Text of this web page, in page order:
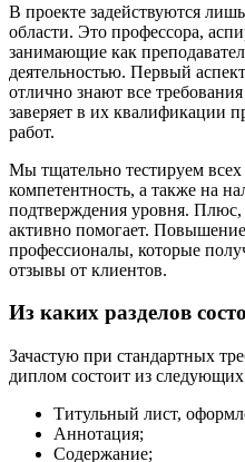
В проекте задействуются
области. Это профессора,
занимающие как
деятельностью. Первый
отлично знают все
заверяет в их квалификации
работ.
Мы тщательно тестируем
компетентность, а также на
подтверждения уровня. Плюс,
активно помогает.
профессионалы, которые
отзывы от клиентов.
Из каких разделов
Зачастую при стандартных
диплом состоит из следующих
Титульный лист,
Аннотация;
Содержание;